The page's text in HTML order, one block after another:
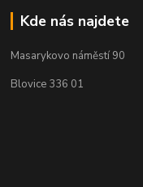
Kde nás najdete
Masarykovo náměstí 90
Blovice 336 01